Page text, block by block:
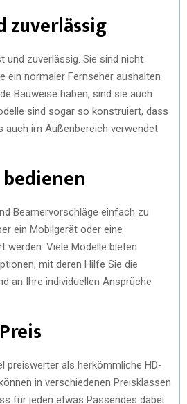
zuverlässig
und zuverlässig. Sie sind nicht
ein normaler Fernseher aushalten
Bauweise haben, sind sie auch
sind sogar so konstruiert, dass
auch im Außenbereich verwendet
Beamervorschläge einfach zu
ein Mobilgerät oder eine
werden. Viele Modelle bieten
mit deren Hilfe Sie die
an Ihre individuellen Ansprüche
preiswerter als herkömmliche HD-
in verschiedenen Preisklassen
für jeden etwas Passendes dabei